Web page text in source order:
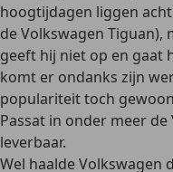
hoogtijdagen liggen
de Volkswagen Tiguan),
geeft hij niet op en gaat
komt er ondanks zijn
populariteit toch
Passat in onder meer
leverbaar.
Wel haalde Volkswagen